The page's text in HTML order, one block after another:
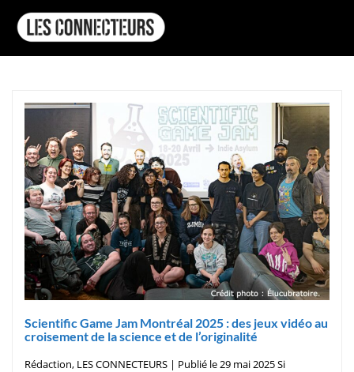
Scientific Game Jam Montréal 2025 : des jeux vidéo au
croisement de la science et de l’originalité
Rédaction, LES CONNECTEURS | Publié le 29 mai 2025 Si